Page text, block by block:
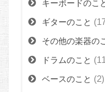
キーボードのこ
ギターのこと
その他の楽器の
ドラムのこと
ベースのこと (2)